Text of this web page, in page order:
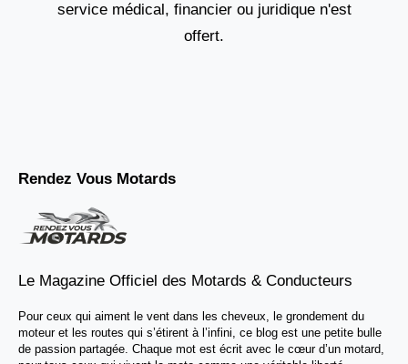
service médical, financier ou juridique n'est
offert.
Rendez Vous Motards
Le Magazine Officiel des Motards & Conducteurs
Pour ceux qui aiment le vent dans les cheveux, le grondement du
moteur et les routes qui s’étirent à l’infini, ce blog est une petite bulle
de passion partagée. Chaque mot est écrit avec le cœur d’un motard,